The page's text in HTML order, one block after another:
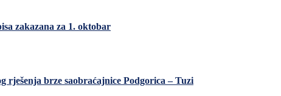
zakazana za 1. oktobar
rješenja brze saobraćajnice Podgorica – Tuzi